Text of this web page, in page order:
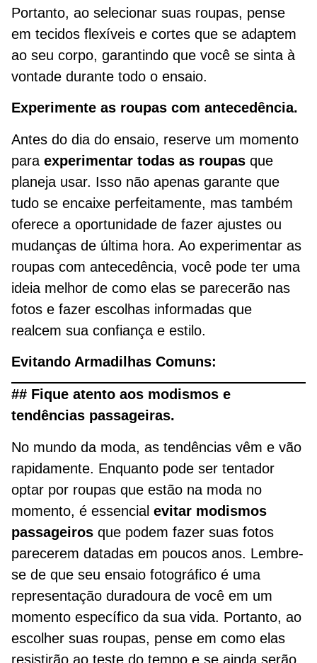
Portanto, ao selecionar suas roupas, pense
em tecidos flexíveis e cortes que se adaptem
ao seu corpo, garantindo que você se sinta à
vontade durante todo o ensaio.
Experimente as roupas com antecedência.
Antes do dia do ensaio, reserve um momento
para experimentar todas as roupas que
planeja usar. Isso não apenas garante que
tudo se encaixe perfeitamente, mas também
oferece a oportunidade de fazer ajustes ou
mudanças de última hora. Ao experimentar as
roupas com antecedência, você pode ter uma
ideia melhor de como elas se parecerão nas
fotos e fazer escolhas informadas que
realcem sua confiança e estilo.
Evitando Armadilhas Comuns:
## Fique atento aos modismos e
tendências passageiras.
No mundo da moda, as tendências vêm e vão
rapidamente. Enquanto pode ser tentador
optar por roupas que estão na moda no
momento, é essencial evitar modismos
passageiros que podem fazer suas fotos
parecerem datadas em poucos anos. Lembre-
se de que seu ensaio fotográfico é uma
representação duradoura de você em um
momento específico da sua vida. Portanto, ao
escolher suas roupas, pense em como elas
resistirão ao teste do tempo e se ainda serão